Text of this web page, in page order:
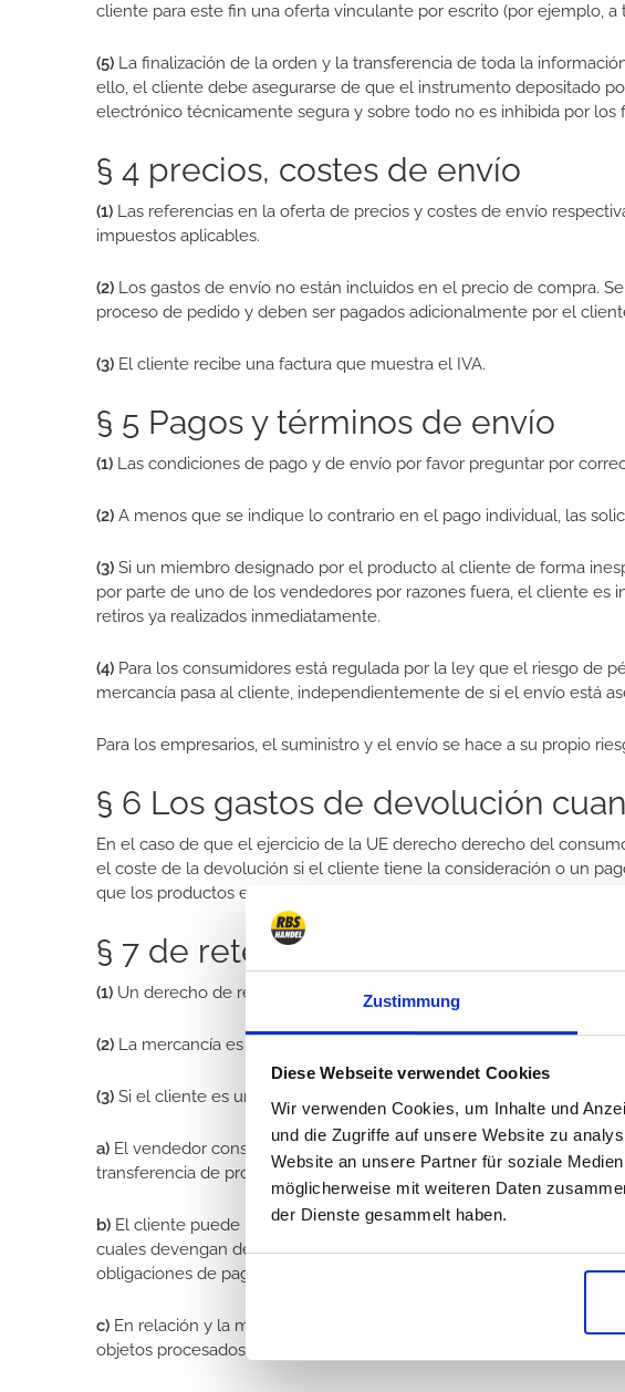
Zustimmung
Diese Webseite verwendet Cookies
Wir verwenden Cookies, um Inhalte und
und die Zugriffe auf unsere Website zu
Website an unsere Partner für soziale
möglicherweise mit weiteren Daten
der Dienste gesammelt haben.
cliente para este fin una oferta vinculante por escrito (por ejemplo,
(5) La finalización de la orden y la transferencia de toda la
ello, el cliente debe asegurarse de que el instrumento depositado
electrónico técnicamente segura y sobre todo no es inhibida por los
§ 4 precios, costes de envío
(1) Las referencias en la oferta de precios y costes de envío
impuestos aplicables.
(2) Los gastos de envío no están incluidos en el precio de compra.
proceso de pedido y deben ser pagados adicionalmente por el
(3) El cliente recibe una factura que muestra el IVA.
§ 5 Pagos y términos de envío
(1) Las condiciones de pago y de envío por favor preguntar por
(2) A menos que se indique lo contrario en el pago individual, las
(3) Si un miembro designado por el producto al cliente de forma
por parte de uno de los vendedores por razones fuera, el cliente
retiros ya realizados inmediatamente.
(4) Para los consumidores está regulada por la ley que el riesgo de
mercancía pasa al cliente, independientemente de si el envío está
Para los empresarios, el suministro y el envío se hace a su propio
§ 6 Los gastos de devolución
En el caso de que el ejercicio de la UE derecho derecho del
el coste de la devolución si el cliente tiene la consideración o un
que los productos entregados no cumplen con la orden. A cambio,
§ 7 de retención, la retención del
(1) Un derecho de retención, el cliente sólo ejercer si se refiere a las
(2) La mercancía es de hasta el pago total del precio de compra del
(3) Si el cliente es un empresario, se aplica lo siguiente:
a) El vendedor conserva la propiedad de la mercancía hasta la
transferencia de propiedad de los bienes es no se permite una
b) El cliente puede revender los productos en el curso ordinario de
cuales devengan de la reventa objeto de la cesión aceptación de
obligaciones de pago correctamente, el proveedor se reserva el
c) En relación y la mezcla de la mercancía, el vendedor adquiere la
objetos procesados ​​en el momento de su procesamiento.